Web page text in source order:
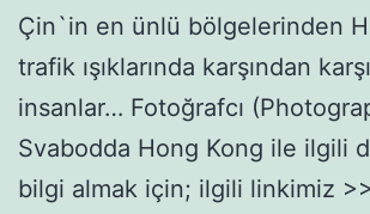
Çin`in en ünlü bölgelerinden
trafik ışıklarında karşından
insanlar… Fotoğrafcı
Svabodda Hong Kong ile ilgili
bilgi almak için; ilgili linkimiz